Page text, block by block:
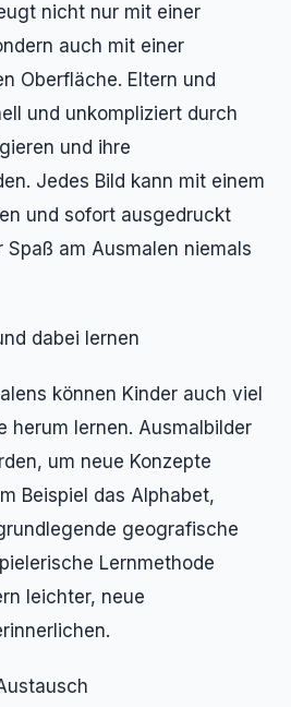
nicht nur mit einer
auch mit einer
Oberfläche. Eltern und
und unkompliziert durch
und ihre
Jedes Bild kann mit einem
und sofort ausgedruckt
Spaß am Ausmalen niemals
dabei lernen
können Kinder auch viel
herum lernen. Ausmalbilder
um neue Konzepte
Beispiel das Alphabet,
geografische
Lernmethode
leichter, neue